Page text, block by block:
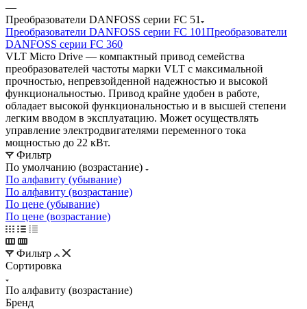
—
Преобразователи DANFOSS серии FC 51
Преобразователи DANFOSS серии FC 101Преобразователи
DANFOSS серии FC 360
VLT Micro Drive — компактный привод семейства
преобразователей частоты марки VLT с максимальной
прочностью, непревзойденной надежностью и высокой
функциональностью. Привод крайне удобен в работе,
обладает высокой функциональностью и в высшей степени
легким вводом в эксплуатацию. Может осуществлять
управление электродвигателями переменного тока
мощностью до 22 кВт.
Фильтр
По умолчанию (возрастание)
По алфавиту (убывание)
По алфавиту (возрастание)
По цене (убывание)
По цене (возрастание)
Фильтр
Сортировка
По алфавиту (возрастание)
Бренд